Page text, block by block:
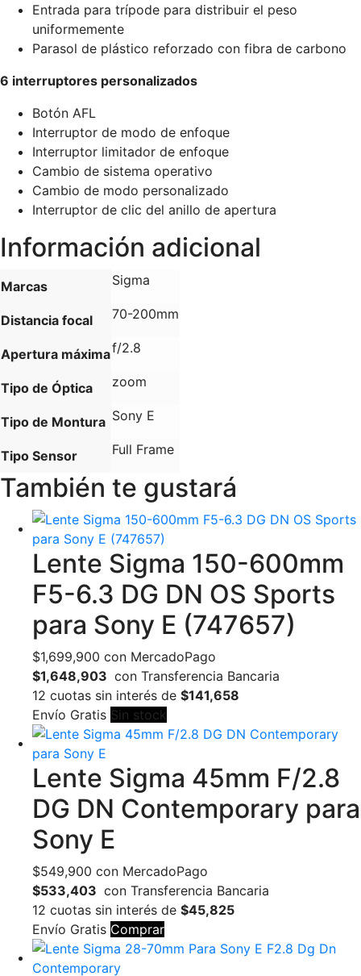
Entrada para trípode para distribuir el peso
uniformemente
Parasol de plástico reforzado con fibra de carbono
6 interruptores personalizados
Botón AFL
Interruptor de modo de enfoque
Interruptor limitador de enfoque
Cambio de sistema operativo
Cambio de modo personalizado
Interruptor de clic del anillo de apertura
Información adicional
Marcas Sigma
Distancia focal 70-200mm
Apertura máximaf/2.8
Tipo de Óptica zoom
Tipo de Montura Sony E
Tipo Sensor Full Frame
También te gustará
Lente Sigma 150-600mm
F5-6.3 DG DN OS Sports
para Sony E (747657)
$1,699,900 con MercadoPago
$1,648,903 con Transferencia Bancaria
12 cuotas sin interés de $141,658
Envío Gratis Sin stock
Lente Sigma 45mm F/2.8
DG DN Contemporary para
Sony E
$549,900 con MercadoPago
$533,403 con Transferencia Bancaria
12 cuotas sin interés de $45,825
Envío Gratis Comprar